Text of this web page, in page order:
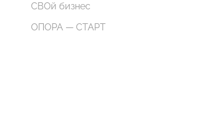
СВОй бизнес
ОПОРА — СТАРТ